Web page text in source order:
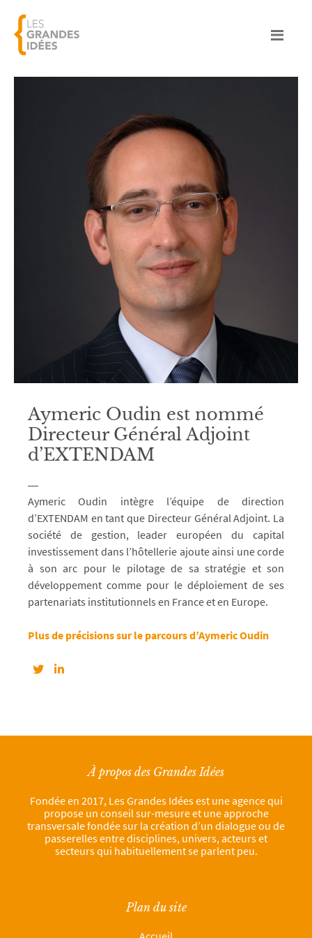
Aymeric Oudin est nommé
Directeur Général Adjoint
d’EXTENDAM
Aymeric Oudin intègre l’équipe de direction
d’EXTENDAM en tant que Directeur Général Adjoint. La
société de gestion, leader européen du capital
investissement dans l’hôtellerie ajoute ainsi une corde
à son arc pour le pilotage de sa stratégie et son
développement comme pour le déploiement de ses
partenariats institutionnels en France et en Europe.
Plus de précisions sur le parcours d’Aymeric Oudin
À propos des Grandes Idées
Fondée en 2017, Les Grandes Idées est une agence qui
propose un conseil sur-mesure et une approche
transversale fondée sur la création d’un dialogue ou de
passerelles entre disciplines, univers, acteurs et
secteurs qui habituellement se parlent peu.
Plan du site